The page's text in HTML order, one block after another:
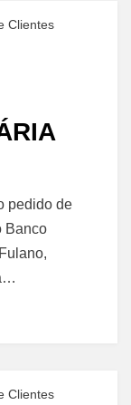
Clientes
pedido de
Banco
Clientes